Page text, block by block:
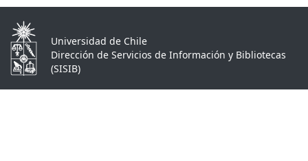
Universidad de Chile
Dirección de Servicios de Información y Bibliotecas
(SISIB)